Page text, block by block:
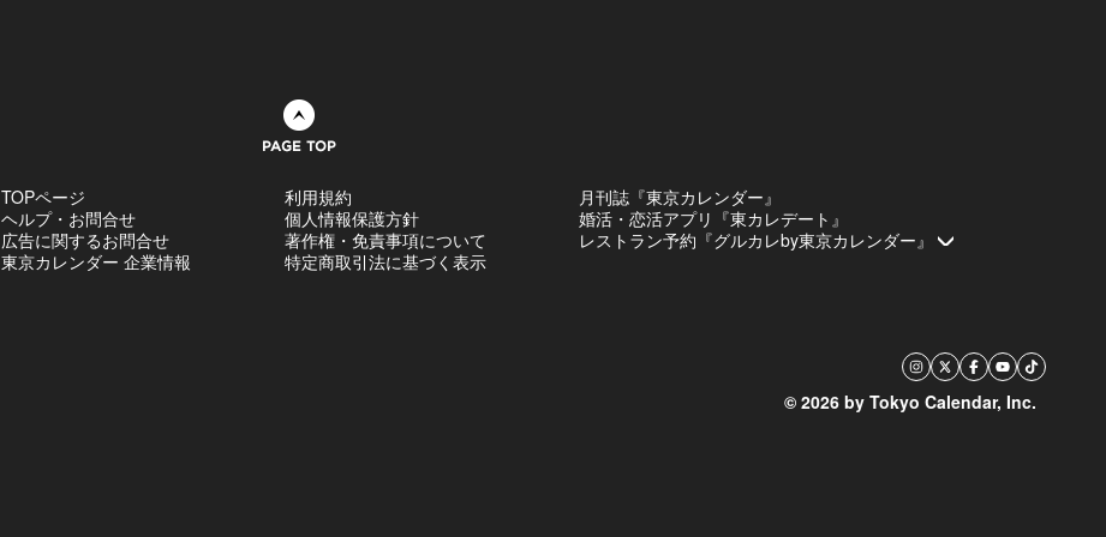
TOPページ
ヘルプ・お問合せ
広告に関するお問合せ
東京カレンダー 企業情報
利用規約
個人情報保護方針
著作権・免責事項について
特定商取引法に基づく表示
月刊誌『東京カレンダー』
婚活・恋活アプリ『東カレデート』
レストラン予約『グルカレby東京カレンダー』
© 2026 by Tokyo Calendar, Inc.